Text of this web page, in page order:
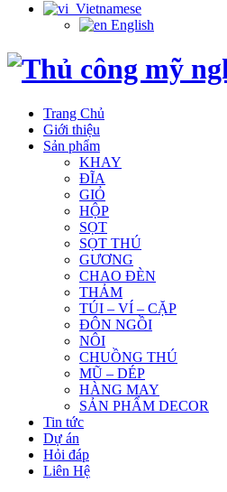
Vietnamese
English
Trang Chủ
Giới thiệu
Sản phẩm
KHAY
ĐĨA
GIỎ
HỘP
SỌT
SỌT THÚ
GƯƠNG
CHAO ĐÈN
THẢM
TÚI – VÍ – CẶP
ĐÔN NGỒI
NÔI
CHUỒNG THÚ
MŨ – DÉP
HÀNG MAY
SẢN PHẨM DECOR
Tin tức
Dự án
Hỏi đáp
Liên Hệ